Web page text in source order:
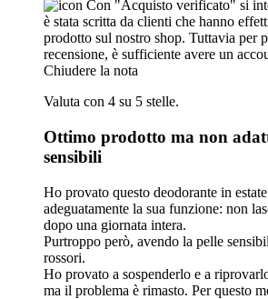
Con "Acquisto verificato" si
è stata scritta da clienti che hanno
prodotto sul nostro shop. Tuttavia per
recensione, è sufficiente avere un
Chiudere la nota
Valuta con 4 su 5 stelle.
Ottimo prodotto ma non
sensibili
Ho provato questo deodorante in
adeguatamente la sua funzione: non
dopo una giornata intera.
Purtroppo però, avendo la pelle
rossori.
Ho provato a sospenderlo e a
ma il problema è rimasto. Per questo